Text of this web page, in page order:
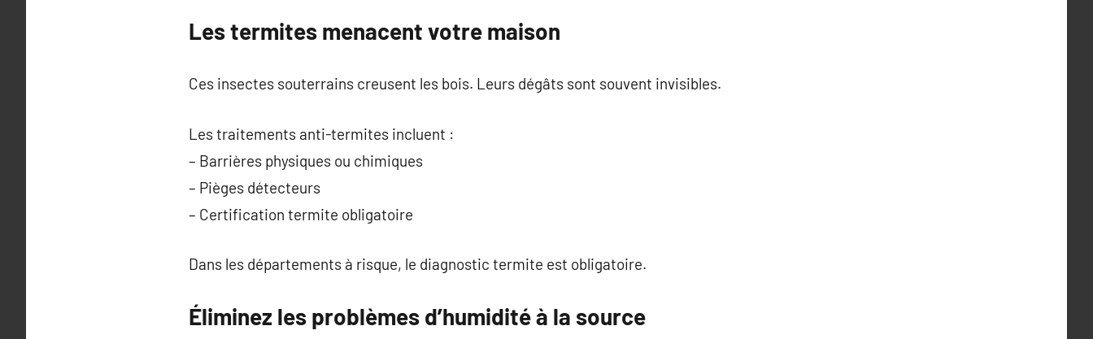
Les termites menacent votre maison
Ces insectes souterrains creusent les bois. Leurs dégâts sont souvent invisibles.
Les traitements anti-termites incluent :
– Barrières physiques ou chimiques
– Pièges détecteurs
– Certification termite obligatoire
Dans les départements à risque, le diagnostic termite est obligatoire.
Éliminez les problèmes d’humidité à la source